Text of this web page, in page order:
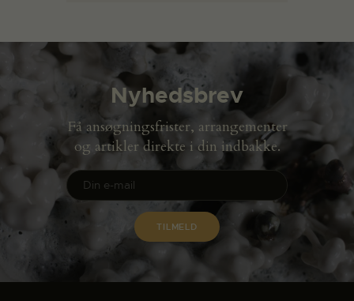
Nyhedsbrev
Få ansøgningsfrister, arrangementer
og artikler direkte i din indbakke.